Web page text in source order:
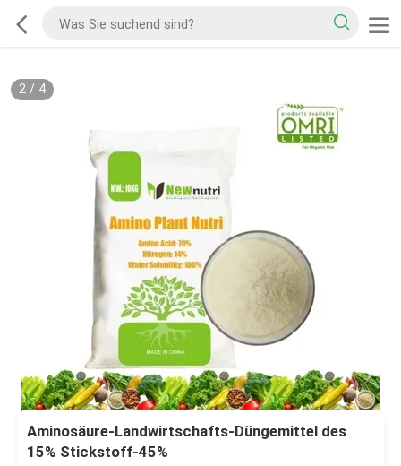
2/ 4
Aminosäure-Landwirtschafts-Düngemittel des
15% Stickstoff-45%